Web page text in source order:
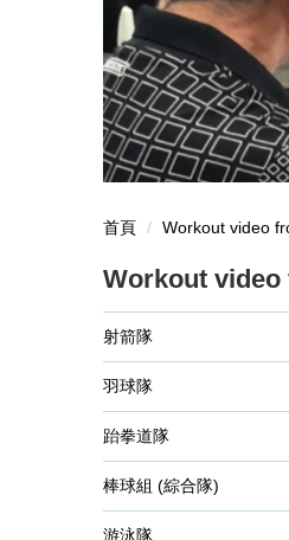
首頁 Workout video
Workout video
射箭隊
羽球隊
跆拳道隊
棒球組 (綜合隊)
游泳隊